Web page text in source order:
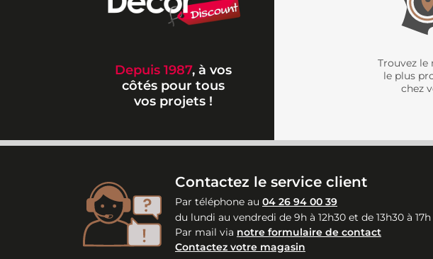
Depuis 1987, à vos
côtés pour tous
vos projets !
Trouvez le
le plus
chez
Contactez le service client
Par téléphone au 04 26 94 00 39
du lundi au vendredi de 9h à 12h30 et de 13h30 à 17h
Par mail via notre formulaire de contact
Contactez votre magasin